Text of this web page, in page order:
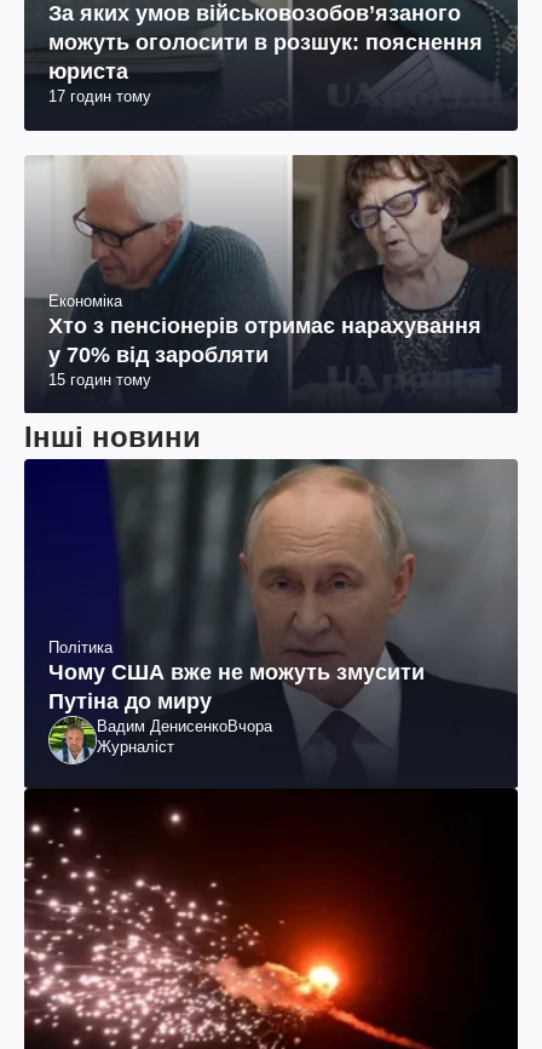
За яких умов військовозобов’язаного
можуть оголосити в розшук: пояснення
юриста
17 годин тому
Економіка
Хто з пенсіонерів отримає нарахування
у 70% від заробляти
15 годин тому
Інші новини
Політика
Чому США вже не можуть змусити
Путіна до миру
Вадим ДенисенкоВчора
Журналіст